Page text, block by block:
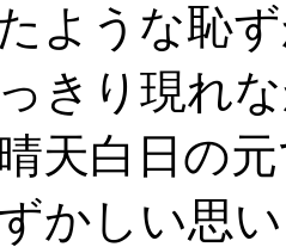
ような恥
きり現れ
天白日の
かしい思